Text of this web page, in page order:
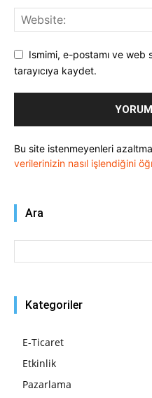
Ismimi, e-postamı ve
tarayıcıya kaydet.
Bu site istenmeyenleri
verilerinizin nasıl işlendiğini
Ara
Kategoriler
E-Ticaret
Etkinlik
Pazarlama